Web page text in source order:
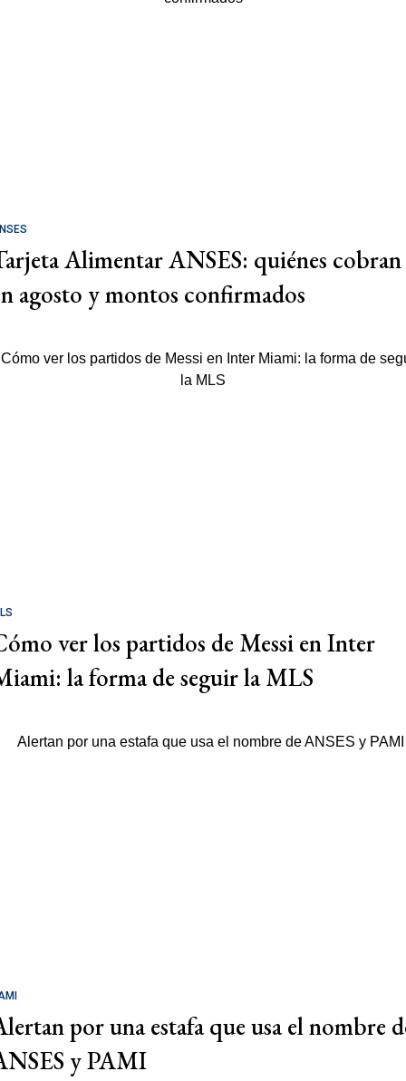
Alimentar ANSES: quiénes cobran
agosto y montos confirmados
ver los partidos de Messi en Inter
la forma de seguir la MLS
por una estafa que usa el nombre
y PAMI